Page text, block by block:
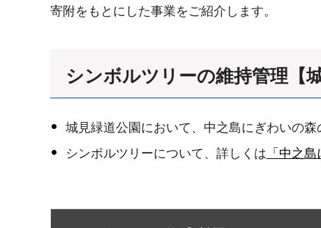
寄附をもとにした事業をご紹介します。
シンボルツリーの維持管理【
城見緑道公園において、中之島にぎわいの
シンボルツリーについて、詳しくは 「中之